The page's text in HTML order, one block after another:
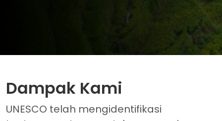
Dampak Kami
UNESCO telah mengidentifikasi